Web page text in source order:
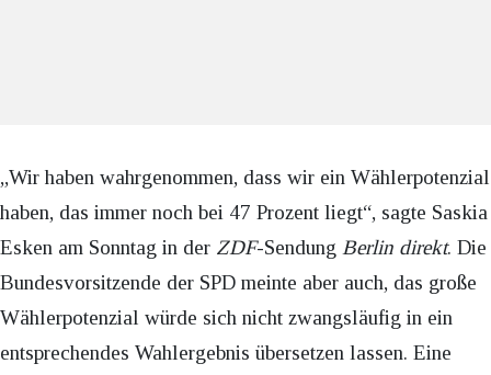
„Wir haben wahrgenommen, dass wir ein Wählerpotenzial
haben, das immer noch bei 47 Prozent liegt“, sagte Saskia
Esken am Sonntag in der ZDF-Sendung Berlin direkt. Die
Bundesvorsitzende der SPD meinte aber auch, das große
Wählerpotenzial würde sich nicht zwangsläufig in ein
entsprechendes Wahlergebnis übersetzen lassen. Eine